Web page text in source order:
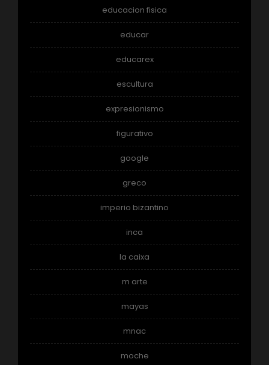
educacion fisica
educar
educarex
escultura
expresionismo
figurativo
google
greco
imperio bizantino
inca
la caixa
m arte
mayas
mnac
moche